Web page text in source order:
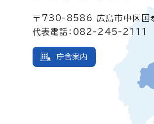
〒730-8586
広島市中区
代表電話：082-245-2111
庁舎案内